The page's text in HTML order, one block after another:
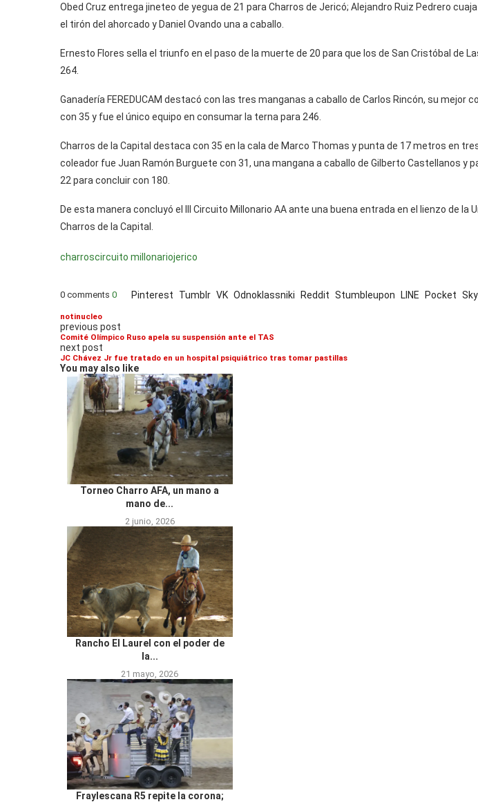
Obed Cruz entrega jineteo de yegua de 21 para Charros de Jericó; Alejandro Ruiz Pedrero
el tirón del ahorcado y Daniel Ovando una a caballo.
Ernesto Flores sella el triunfo en el paso de la muerte de 20 para que los de San Cristóbal de
264.
Ganadería FEREDUCAM destacó con las tres manganas a caballo de Carlos Rincón, su mejor
con 35 y fue el único equipo en consumar la terna para 246.
Charros de la Capital destaca con 35 en la cala de Marco Thomas y punta de 17 metros en
coleador fue Juan Ramón Burguete con 31, una mangana a caballo de Gilberto Castellanos y
22 para concluir con 180.
De esta manera concluyó el III Circuito Millonario AA ante una buena entrada en el lienzo de la
Charros de la Capital.
charroscircuito millonariojerico
0 comments 0 Pinterest Tumblr VK Odnoklassniki Reddit Stumbleupon LINE Pocket
notinucleo
previous post
Comité Olímpico Ruso apela su suspensión ante el TAS
next post
JC Chávez Jr fue tratado en un hospital psiquiátrico tras tomar pastillas
You may also like
Torneo Charro AFA, un mano a
mano de...
2 junio, 2026
Rancho El Laurel con el poder de
la...
21 mayo, 2026
Fraylescana R5 repite la corona;